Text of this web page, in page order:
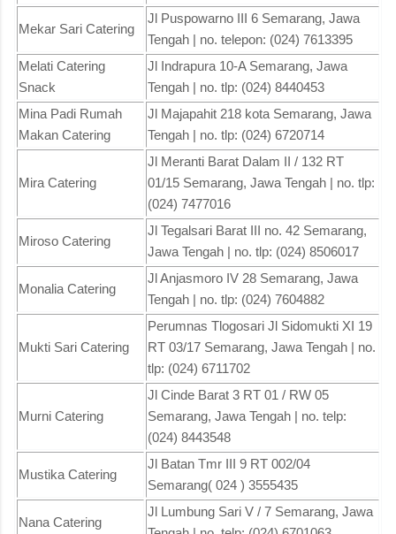
Mekar Sari Catering
Jl Puspowarno III 6 Semarang, Jawa
Tengah | no. telepon: (024) 7613395
Melati Catering
Snack
Jl Indrapura 10-A Semarang, Jawa
Tengah | no. tlp: (024) 8440453
Mina Padi Rumah
Makan Catering
Jl Majapahit 218 kota Semarang, Jawa
Tengah | no. tlp: (024) 6720714
Mira Catering
Jl Meranti Barat Dalam II / 132 RT
01/15 Semarang, Jawa Tengah | no. tlp:
(024) 7477016
Miroso Catering
Jl Tegalsari Barat III no. 42 Semarang,
Jawa Tengah | no. tlp: (024) 8506017
Monalia Catering
Jl Anjasmoro IV 28 Semarang, Jawa
Tengah | no. tlp: (024) 7604882
Mukti Sari Catering
Perumnas Tlogosari Jl Sidomukti XI 19
RT 03/17 Semarang, Jawa Tengah | no.
tlp: (024) 6711702
Murni Catering
Jl Cinde Barat 3 RT 01 / RW 05
Semarang, Jawa Tengah | no. telp:
(024) 8443548
Mustika Catering
Jl Batan Tmr III 9 RT 002/04
Semarang( 024 ) 3555435
Nana Catering
Jl Lumbung Sari V / 7 Semarang, Jawa